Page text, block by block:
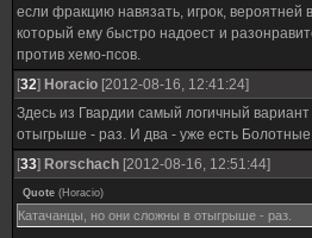
если фракцию навязать, игрок, вероятней
который ему быстро надоест и
против хемо-псов.
[32] Horacio [2012-08-16, 12:41:24]
Здесь из Гвардии самый логичный
отыгрыше - раз. И два - уже есть
[33] Rorschach [2012-08-16, 12:51:44]
Quote (Horacio)
Катачанцы, но они сложны в отыгрыше - раз.